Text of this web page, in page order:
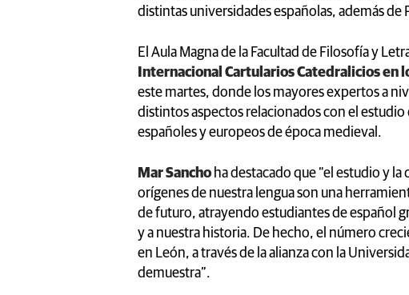
distintas universidades españolas, además de
El Aula Magna de la Facultad de Filosofía y
Internacional Cartularios Catedralicios en
este martes, donde los mayores expertos a
distintos aspectos relacionados con el
españoles y europeos de época medieval.
Mar Sancho ha destacado que “el estudio y
orígenes de nuestra lengua son una
de futuro, atrayendo estudiantes de español
y a nuestra historia. De hecho, el número
en León, a través de la alianza con la
demuestra”.